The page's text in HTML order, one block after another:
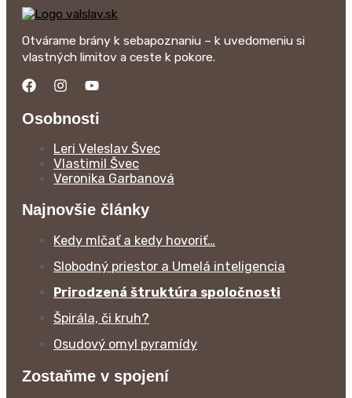
Otvárame brány k sebapoznaniu – k uvedomeniu si
vlastných limitov a ceste k pokore.
Osobnosti
Leri Veleslav Švec
Vlastimil Švec
Veronika Garbanová
Najnovšie články
Kedy mlčať a kedy hovoriť…
Slobodný priestor a Umelá inteligencia
Prirodzená štruktúra spoločnosti
Špirála, či kruh?
Osudový omyl pyramídy
Zostaňme v spojení